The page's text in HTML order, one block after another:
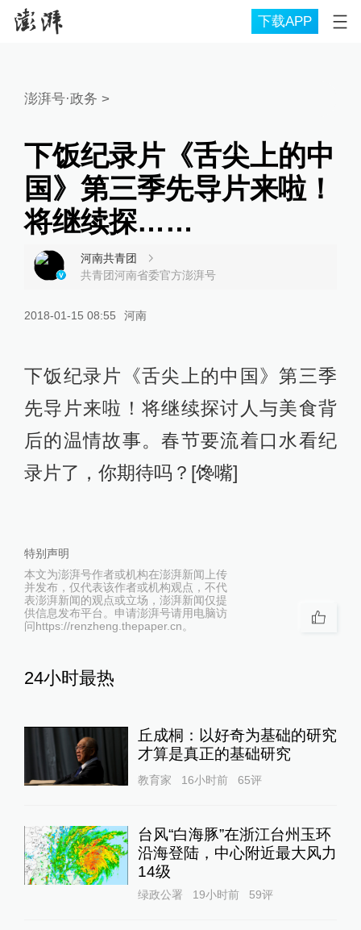
下载APP
澎湃号·政务 >
下饭纪录片《舌尖上的中
国》第三季先导片来啦！
将继续探……
河南共青团
共青团河南省委官方澎湃号
2018-01-15 08:55 河南
下饭纪录片《舌尖上的中国》第三季
先导片来啦！将继续探讨人与美食背
后的温情故事。春节要流着口水看纪
录片了，你期待吗？[馋嘴]
特别声明
本文为澎湃号作者或机构在澎湃新闻上传
并发布，仅代表该作者或机构观点，不代
表澎湃新闻的观点或立场，澎湃新闻仅提
供信息发布平台。申请澎湃号请用电脑访
问https://renzheng.thepaper.cn。
24小时最热
丘成桐：以好奇为基础的研究
才算是真正的基础研究
教育家 16小时前 65评
台风“白海豚”在浙江台州玉环
沿海登陆，中心附近最大风力
14级
绿政公署 19小时前 59评